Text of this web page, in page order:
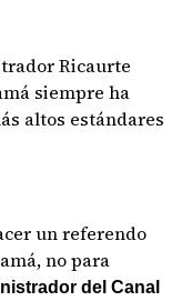
Ricaurte
siempre ha
altos estándares
un referendo
no para
del Canal